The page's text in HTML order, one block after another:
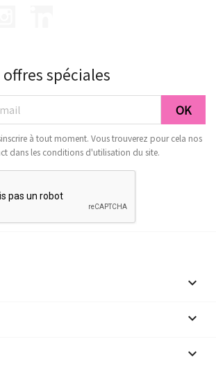
offres spéciales
à tout moment. Vous trouverez pour cela nos
dans les conditions d'utilisation du site.


